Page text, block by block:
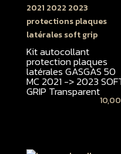
Kit autocollant
protection plaques
latérales GASGAS 50
MC 2021 -> 2023
GRIP Transparent
10,00